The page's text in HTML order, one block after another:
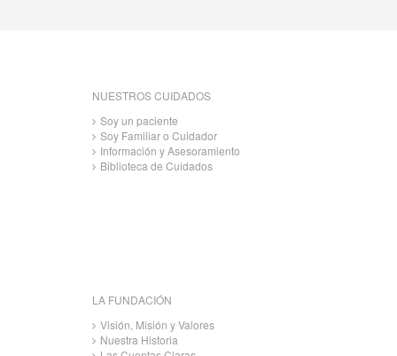
NUESTROS CUIDADOS
Soy un paciente
Soy Familiar o Cuidador
Información y Asesoramiento
Biblioteca de Cuidados
LA FUNDACIÓN
Visión, Misión y Valores
Nuestra Historia